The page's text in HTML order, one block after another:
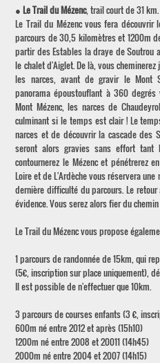
●Le Trail du Mézenc, trail court de 31 km.
Le Trail du Mézenc vous fera
parcours de 30,5 kilomètres et 1200m
partir des Estables la draye de
le chalet d'Aiglet. De là, vous
les narces, avant de gravir le Mont
panorama époustouflant à 360
Mont Mézenc, les narces de
culminant si le temps est clair ! Le
narces et de découvrir la cascade des
seront alors gravies sans effort tant
contournerez le Mézenc et pénétrerez
Loire et de L'Ardèche vous réservera
dernière difficulté du parcours. Le
évidence. Vous serez alors fier du
Le Trail du Mézenc vous propose
1 parcours de randonnée de 15km, qui
(5€, inscription sur place uniquement),
Il est possible de n'effectuer que 10km.
3 parcours de courses enfants (3 €,
600m né entre 2012 et après (15h10)
1200m né entre 2008 et 20011 (14h45)
2000m né entre 2004 et 2007 (14h15)